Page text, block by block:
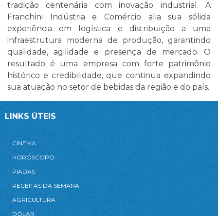
tradição centenária com inovação industrial. A
Franchini Indústria e Comércio alia sua sólida
experiência em logística e distribuição a uma
infraestrutura moderna de produção, garantindo
qualidade, agilidade e presença de mercado. O
resultado é uma empresa com forte patrimônio
histórico e credibilidade, que continua expandindo
sua atuação no setor de bebidas da região e do país.
LINKS ÚTEIS
CINEMA
HORÓSCOPO
PIADAS
RECEITAS DA SEMANA
AGRICULTURA
DÓLAR